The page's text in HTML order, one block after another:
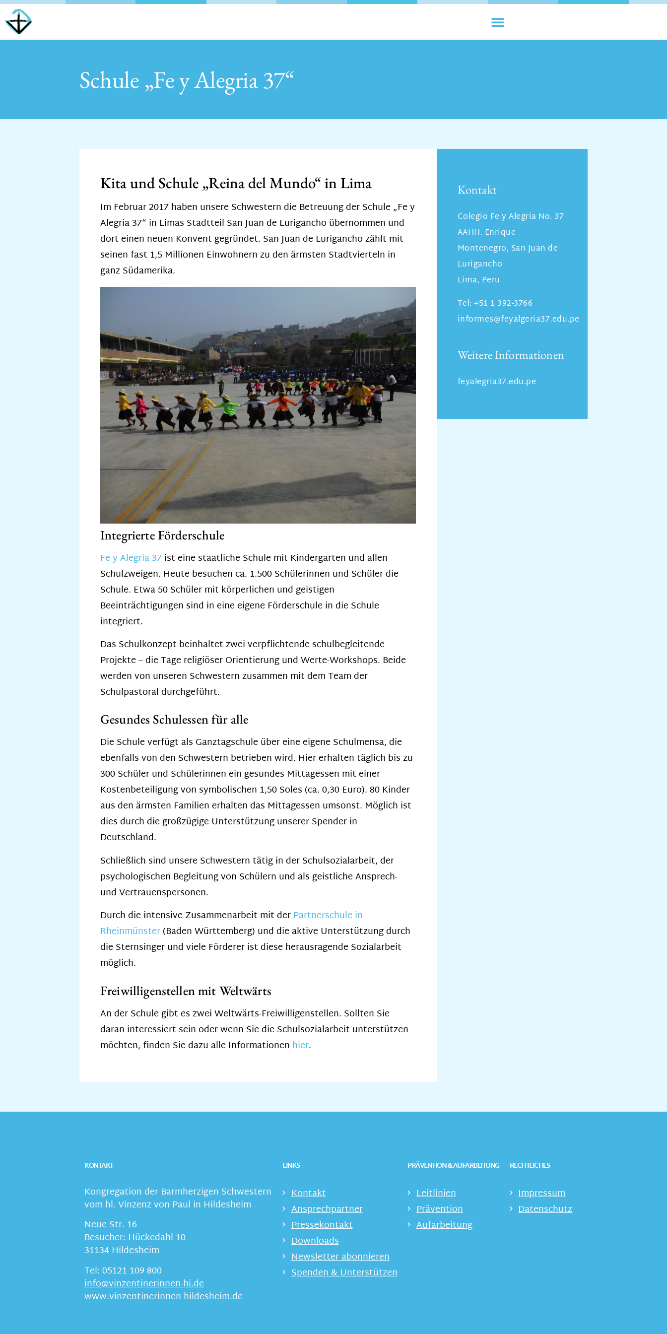
Schule „Fe y Alegria 37“
Kita und Schule „Reina del Mundo“ in Lima
Im Februar 2017 haben unsere Schwestern die Betreuung der Schule „Fe y
Alegria 37“ in Limas Stadtteil San Juan de Lurigancho übernommen und
dort einen neuen Konvent gegründet. San Juan de Lurigancho zählt mit
seinen fast 1,5 Millionen Einwohnern zu den ärmsten Stadtvierteln in
ganz Südamerika.
Integrierte Förderschule
Fe y Alegría 37ist eine staatliche Schule mit Kindergarten und allen
Schulzweigen. Heute besuchen ca. 1.500 Schülerinnen und Schüler die
Schule. Etwa 50 Schüler mit körperlichen und geistigen
Beeinträchtigungen sind in eine eigene Förderschule in die Schule
integriert.
Das Schulkonzept beinhaltet zwei verpflichtende schulbegleitende
Projekte – die Tage religiöser Orientierung und Werte-Workshops. Beide
werden von unseren Schwestern zusammen mit dem Team der
Schulpastoral durchgeführt.
Gesundes Schulessen für alle
Die Schule verfügt als Ganztagschule über eine eigene Schulmensa, die
ebenfalls von den Schwestern betrieben wird. Hier erhalten täglich bis zu
300 Schüler und Schülerinnen ein gesundes Mittagessen mit einer
Kostenbeteiligung von symbolischen 1,50 Soles (ca. 0,30 Euro). 80 Kinder
aus den ärmsten Familien erhalten das Mittagessen umsonst. Möglich ist
dies durch die großzügige Unterstützung unserer Spender in
Deutschland.
Schließlich sind unsere Schwestern tätig in der Schulsozialarbeit, der
psychologischen Begleitung von Schülern und als geistliche Ansprech-
und Vertrauenspersonen.
Durch die intensive Zusammenarbeit mit der Partnerschule in
Rheinmünster(Baden Württemberg) und die aktive Unterstützung durch
die Sternsinger und viele Förderer ist diese herausragende Sozialarbeit
möglich.
Freiwilligenstellen mit Weltwärts
An der Schule gibt es zwei Weltwärts-Freiwilligenstellen. Sollten Sie
daran interessiert sein oder wenn Sie die Schulsozialarbeit unterstützen
möchten, finden Sie dazu alle Informationen hier.
Kontakt
Colegio Fe y Alegria No. 37
AAHH. Enrique
Montenegro, San Juan de
Lurigancho
Lima, Peru
Tel: +51 1 392-3766
informes@feyalgeria37.edu.pe
Weitere Informationen
feyalegria37.edu.pe
KONTAKT
Kongregation der Barmherzigen Schwestern
vom hl. Vinzenz von Paul in Hildesheim
Neue Str. 16
Besucher: Hückedahl 10
31134 Hildesheim
Tel: 05121 109 800
info@vinzentinerinnen-hi.de
www.vinzentinerinnen-hildesheim.de
LINKS
Kontakt
Ansprechpartner
Pressekontakt
Downloads
Newsletter abonnieren
Spenden & Unterstützen
PRÄVENTION & AUFARBEITUNG
Leitlinien
Prävention
Aufarbeitung
RECHTLICHES
Impressum
Datenschutz